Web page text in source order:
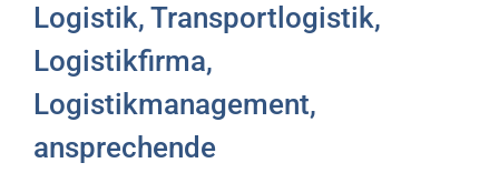
Logistik, Transportlogistik,
Logistikfirma,
Logistikmanagement,
ansprechende